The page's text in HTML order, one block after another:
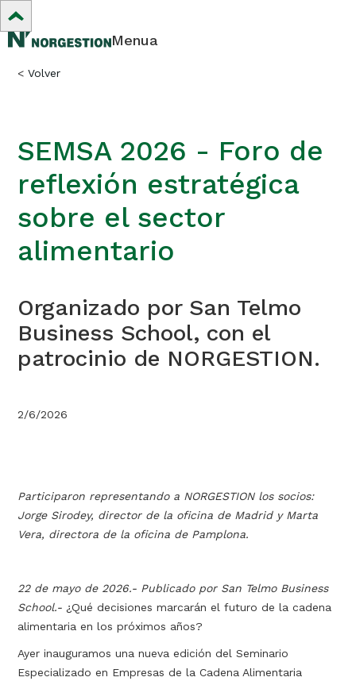
Menua
< Volver
SEMSA 2026 - Foro de
reflexión estratégica
sobre el sector
alimentario
Organizado por San Telmo
Business School, con el
patrocinio de NORGESTION.
2/6/2026
Participaron representando a NORGESTION los socios:
Jorge Sirodey, director de la oficina de Madrid y Marta
Vera, directora de la oficina de Pamplona.
22 de mayo de 2026.- Publicado por San Telmo Business
School.- ¿Qué decisiones marcarán el futuro de la cadena
alimentaria en los próximos años?
Ayer inauguramos una nueva edición del Seminario
Especializado en Empresas de la Cadena Alimentaria